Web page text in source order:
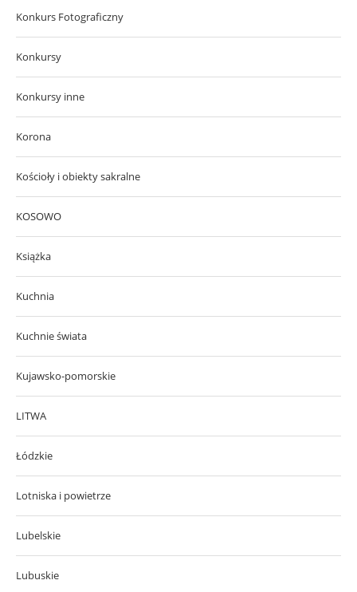
Konkurs Fotograficzny
Konkursy
Konkursy inne
Korona
Kościoły i obiekty sakralne
KOSOWO
Książka
Kuchnia
Kuchnie świata
Kujawsko-pomorskie
LITWA
Łódzkie
Lotniska i powietrze
Lubelskie
Lubuskie